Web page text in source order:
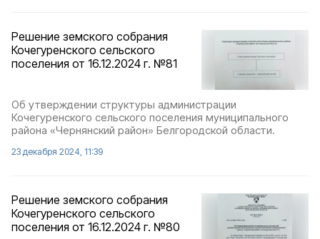
Решение земского собрания
Кочегуренского сельского
поселения от 16.12.2024 г. №81
Об утверждении структуры администрации
Кочегуренского сельского поселения муниципального
района «Чернянский район» Белгородской области.
23 декабря 2024, 11:39
Решение земского собрания
Кочегуренского сельского
поселения от 16.12.2024 г. №80